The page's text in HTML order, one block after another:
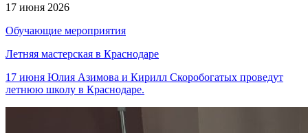
17 июня 2026
Обучающие мероприятия
Летняя мастерская в Краснодаре
17 июня Юлия Азимова и Кирилл Скоробогатых проведут
летнюю школу в Краснодаре.